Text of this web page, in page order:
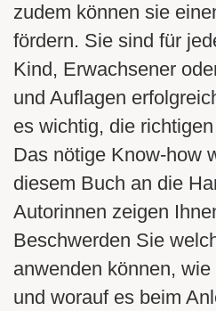
zudem können sie
fördern. Sie sind für
Kind, Erwachsener
und Auflagen
es wichtig, die
Das nötige Know-how
diesem Buch an die
Autorinnen zeigen
Beschwerden Sie
anwenden können,
und worauf es beim